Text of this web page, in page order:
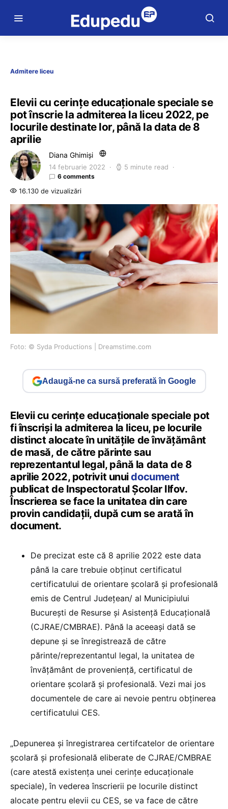
Admitere liceu
Elevii cu cerințe educaționale speciale se
pot înscrie la admiterea la liceu 2022, pe
locurile destinate lor, până la data de 8
aprilie
Diana Ghimiși
14 februarie 2022 5 minute read
6 comments
16.130 de vizualizări
Foto: © Syda Productions | Dreamstime.com
Adaugă-ne ca sursă preferată în Google
Elevii cu cerințe educaționale speciale pot
fi înscriși la admiterea la liceu, pe locurile
distinct alocate în unitățile de învățământ
de masă, de către părinte sau
reprezentantul legal, până la data de 8
aprilie 2022, potrivit unuidocument
publicat de Inspectoratul Școlar Ilfov.
Înscrierea se face la unitatea din care
provin candidații, după cum se arată în
document.
De precizat este că 8 aprilie 2022 este data
până la care trebuie obținut certificatul
certificatului de orientare școlară și profesională
emis de Centrul Județean/ al Municipiului
București de Resurse și Asistență Educațională
(CJRAE/CMBRAE). Până la aceeași dată se
depune și se înregistrează de către
părinte/reprezentantul legal, la unitatea de
învățământ de proveniență, certificatul de
orientare școlară și profesională. Vezi mai jos
documentele de care ai nevoie pentru obținerea
certificatului CES.
„Depunerea şi înregistrarea certifcatelor de orientare
şcolară şi profesională eliberate de CJRAE/CMBRAE
(care atestă existenţa unei cerinţe educaţionale
speciale), în vederea înscrierii pe locurile distinct
alocate pentru elevii cu CES, se va face de către